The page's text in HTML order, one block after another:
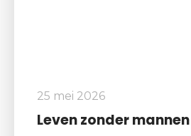
25 mei 2026
Leven zonder mannen